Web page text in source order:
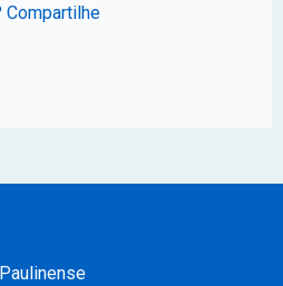
Compartilhe